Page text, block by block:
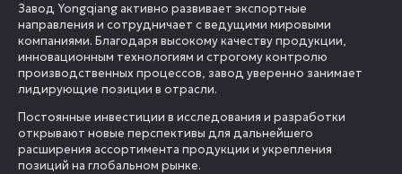
Завод Yongqiang активно развивает экспортные
направления и сотрудничает с ведущими мировыми
компаниями. Благодаря высокому качеству продукции,
инновационным технологиям и строгому контролю
производственных процессов, завод уверенно занимает
лидирующие позиции в отрасли.
Постоянные инвестиции в исследования и разработки
открывают новые перспективы для дальнейшего
расширения ассортимента продукции и укрепления
позиций на глобальном рынке.